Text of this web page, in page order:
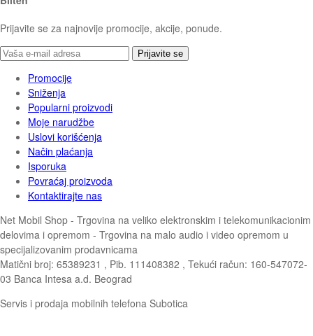
Prijavite se za najnovije promocije, akcije, ponude.
Prijavite se
Promocije
Sniženja
Popularni proizvodi
Moje narudžbe
Uslovi korišćenja
Način plaćanja
Isporuka
Povraćaj proizvoda
Kontaktirajte nas
Net Mobil Shop - Trgovina na veliko elektronskim i telekomunikacionim
delovima i opremom - Trgovina na malo audio i video opremom u
specijalizovanim prodavnicama
Matični broj: 65389231 , Pib. 111408382 , Tekući račun: 160-547072-
03 Banca Intesa a.d. Beograd
Servis i prodaja mobilnih telefona Subotica